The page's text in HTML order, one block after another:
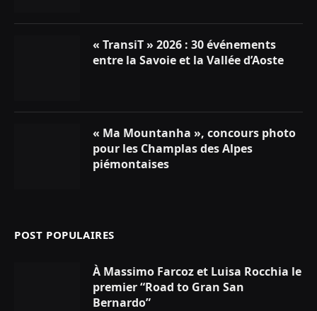
« TransiT » 2026 : 30 événements
entre la Savoie et la Vallée d’Aoste
« Ma Mountanha », concours photo
pour les Champlas des Alpes
piémontaises
POST POPULAIRES
À Massimo Farcoz et Luisa Rocchia le
premier “Road to Gran San
Bernardo”